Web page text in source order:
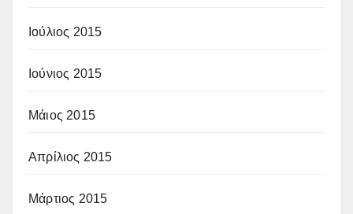
Ιούλιος 2015
Ιούνιος 2015
Μάιος 2015
Απρίλιος 2015
Μάρτιος 2015